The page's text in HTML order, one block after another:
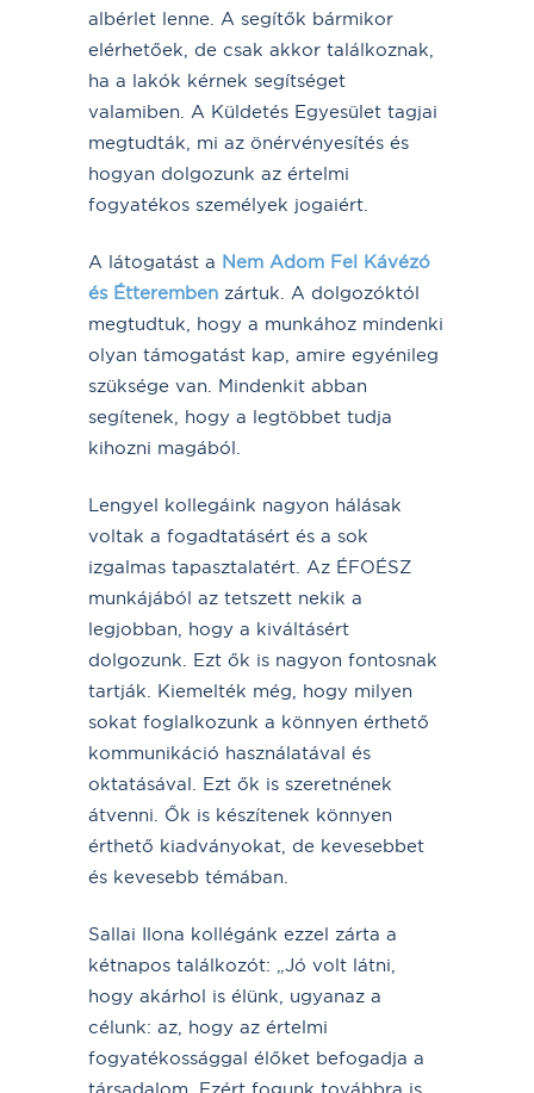
albérlet lenne. A segítők bármikor
elérhetőek, de csak akkor találkoznak,
ha a lakók kérnek segítséget
valamiben. A Küldetés Egyesület tagjai
megtudták, mi az önérvényesítés és
hogyan dolgozunk az értelmi
fogyatékos személyek jogaiért.
A látogatást a Nem Adom Fel Kávézó
és Étteremben zártuk. A dolgozóktól
megtudtuk, hogy a munkához mindenki
olyan támogatást kap, amire egyénileg
szüksége van. Mindenkit abban
segítenek, hogy a legtöbbet tudja
kihozni magából.
Lengyel kollegáink nagyon hálásak
voltak a fogadtatásért és a sok
izgalmas tapasztalatért. Az ÉFOÉSZ
munkájából az tetszett nekik a
legjobban, hogy a kiváltásért
dolgozunk. Ezt ők is nagyon fontosnak
tartják. Kiemelték még, hogy milyen
sokat foglalkozunk a könnyen érthető
kommunikáció használatával és
oktatásával. Ezt ők is szeretnének
átvenni. Ők is készítenek könnyen
érthető kiadványokat, de kevesebbet
és kevesebb témában.
Sallai Ilona kollégánk ezzel zárta a
kétnapos találkozót: „Jó volt látni,
hogy akárhol is élünk, ugyanaz a
célunk: az, hogy az értelmi
fogyatékossággal élőket befogadja a